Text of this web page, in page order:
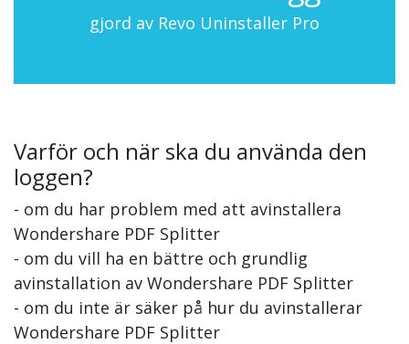
gjord av Revo Uninstaller Pro
Varför och när ska du använda den
loggen?
- om du har problem med att avinstallera
Wondershare PDF Splitter
- om du vill ha en bättre och grundlig
avinstallation av Wondershare PDF Splitter
- om du inte är säker på hur du avinstallerar
Wondershare PDF Splitter